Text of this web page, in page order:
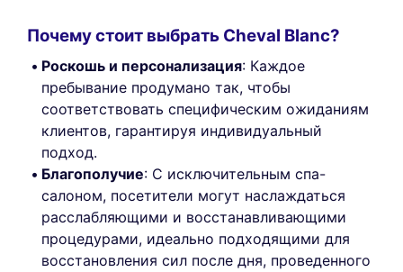
Почему стоит выбрать Cheval Blanc?
Роскошь и персонализация: Каждое
пребывание продумано так, чтобы
соответствовать специфическим ожиданиям
клиентов, гарантируя индивидуальный
подход.
Благополучие: С исключительным спа-
салоном, посетители могут наслаждаться
расслабляющими и восстанавливающими
процедурами, идеально подходящими для
восстановления сил после дня, проведенного